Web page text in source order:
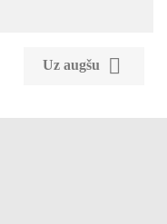
Uz augšu 